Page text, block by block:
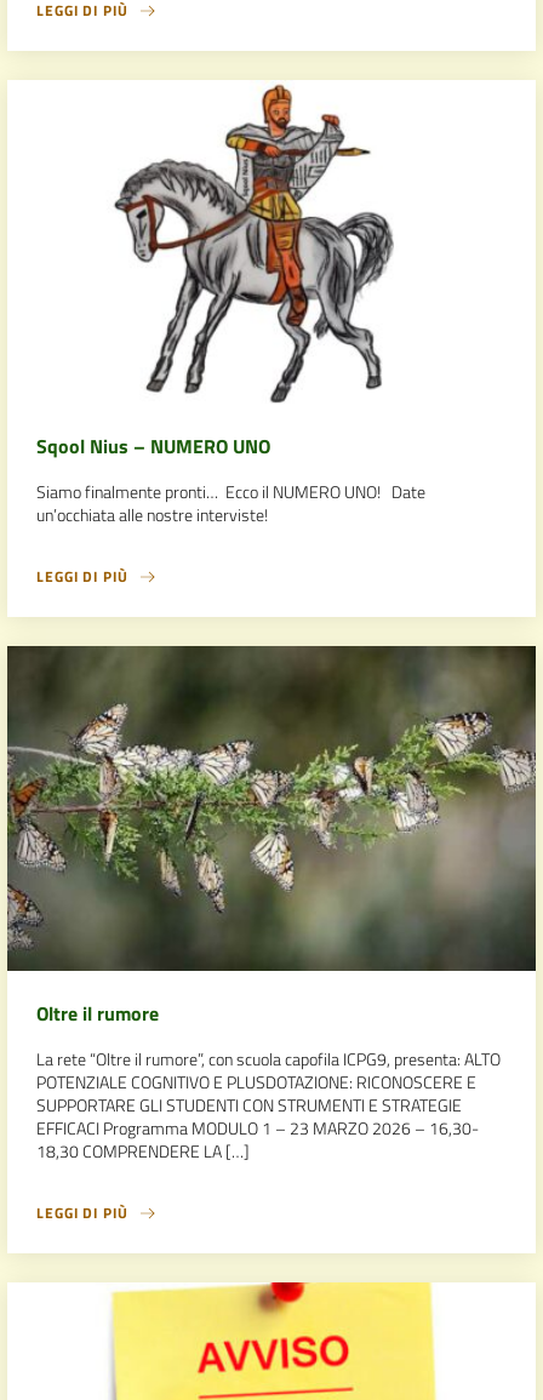
LEGGI DI PIÙ
Sqool Nius – NUMERO UNO
Siamo finalmente pronti… Ecco il NUMERO UNO! Date
un’occhiata alle nostre interviste!
LEGGI DI PIÙ
Oltre il rumore
La rete “Oltre il rumore”, con scuola capofila ICPG9, presenta: ALTO
POTENZIALE COGNITIVO E PLUSDOTAZIONE: RICONOSCERE E
SUPPORTARE GLI STUDENTI CON STRUMENTI E STRATEGIE
EFFICACI Programma MODULO 1 – 23 MARZO 2026 – 16,30-
18,30 COMPRENDERE LA […]
LEGGI DI PIÙ